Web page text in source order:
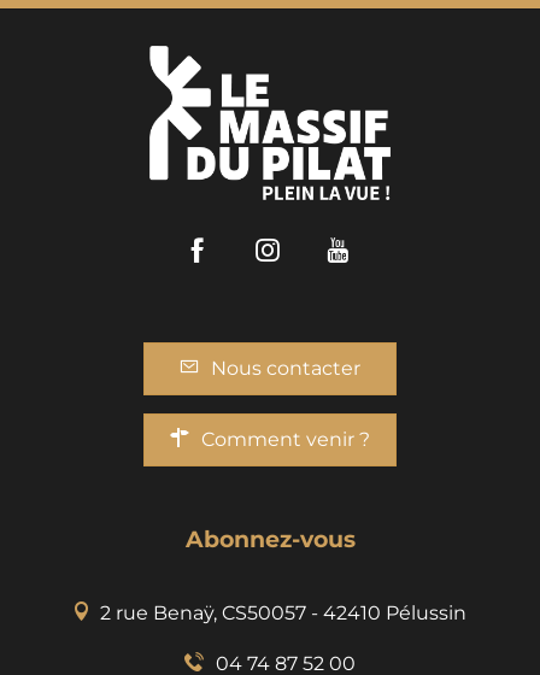
FacebookInstagram
Nous contacter
Comment venir ?
Abonnez-vous
2 rue Benaÿ, CS50057 - 42410 Pélussin
04 74 87 52 00